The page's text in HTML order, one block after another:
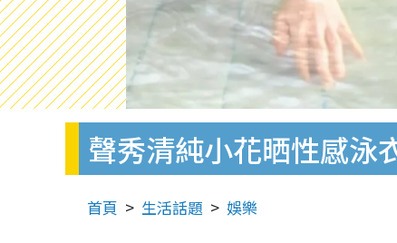
聲秀清純小花晒性感泳
首頁 生活話題 娛樂